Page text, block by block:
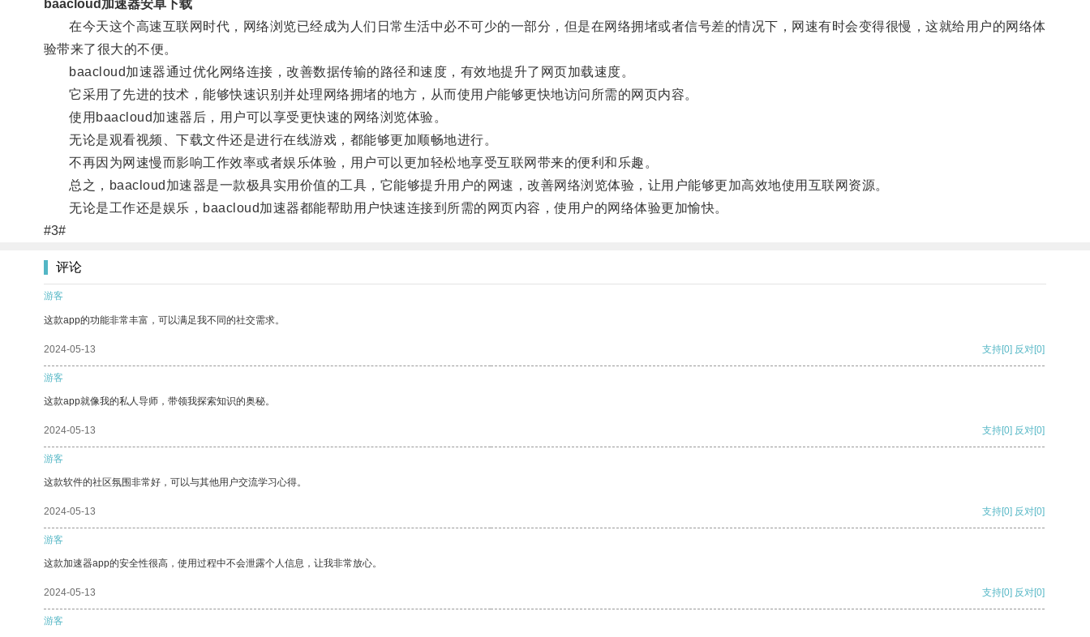
baacloud加速器安卓下载
在今天这个高速互联网时代，网络浏览已经成为人们日常生活中必不可少的一部分，但是在网络拥堵或者信号差的情况下，网速有时会变得很慢，这就给用户的网络体
验带来了很大的不便。
baacloud加速器通过优化网络连接，改善数据传输的路径和速度，有效地提升了网页加载速度。
它采用了先进的技术，能够快速识别并处理网络拥堵的地方，从而使用户能够更快地访问所需的网页内容。
使用baacloud加速器后，用户可以享受更快速的网络浏览体验。
无论是观看视频、下载文件还是进行在线游戏，都能够更加顺畅地进行。
不再因为网速慢而影响工作效率或者娱乐体验，用户可以更加轻松地享受互联网带来的便利和乐趣。
总之，baacloud加速器是一款极具实用价值的工具，它能够提升用户的网速，改善网络浏览体验，让用户能够更加高效地使用互联网资源。
无论是工作还是娱乐，baacloud加速器都能帮助用户快速连接到所需的网页内容，使用户的网络体验更加愉快。
#3#
评论
游客
这款app的功能非常丰富，可以满足我不同的社交需求。
2024-05-13 支持[0] 反对[0]
游客
这款app就像我的私人导师，带领我探索知识的奥秘。
2024-05-13 支持[0] 反对[0]
游客
这款软件的社区氛围非常好，可以与其他用户交流学习心得。
2024-05-13 支持[0] 反对[0]
游客
这款加速器app的安全性很高，使用过程中不会泄露个人信息，让我非常放心。
2024-05-13 支持[0] 反对[0]
游客